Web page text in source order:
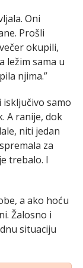
Oni
Prošli
okupili,
ležim sama u
njima.”
isključivo samo
A ranije, dok
niti jedan
za
trebalo. I
a ako hoću
Žalosno i
situaciju